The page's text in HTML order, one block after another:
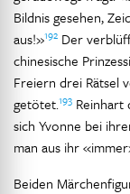
Bildnis gesehen,
aus!»192 Der
chinesische
Freiern drei Rätsel
getötet.193 Reinhart
sich Yvonne bei
man aus ihr
Beiden